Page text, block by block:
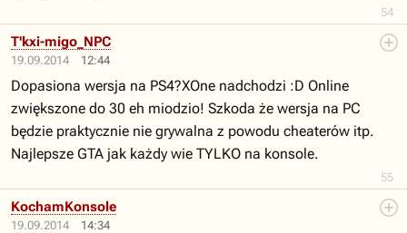
54
19.09.2014 12:44
55
T'kxi-migo_NPC
Dopasiona wersja na PS4?XOne nadchodzi :D Online
zwiększone do 30 eh miodzio! Szkoda że wersja na PC
będzie praktycznie nie grywalna z powodu cheaterów itp.
Najlepsze GTA jak każdy wie TYLKO na konsole.
19.09.2014 14:34
KochamKonsole